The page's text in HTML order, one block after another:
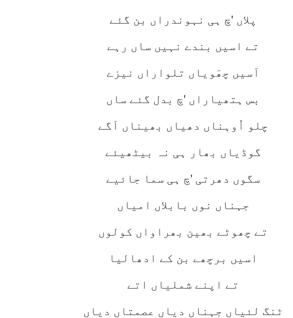
پلاں 'چ ہی نہوندراں بن گئے
تے اسیں بندے نہیں ساں رہے
اَسیں چھَویاں تلواراں نیزے
بس ہتھیاراں 'چ بدل گئے ساں
چلو اُوہناں دھیاں بھیناں اَگے
گوڈیاں بھار ہی نہ بیٹھیئے
سگوں دھرتی 'چ ہی سما جائیے
جہناں نوں بابلاں امیاں
تے چھوٹے بھین بھراواں کولوں
اسیں برچھے بن کے ادھالیا
تے اپنے شملیاں اتے
ٹنگ لئیاں جہناں دیاں عصمتاں دیاں